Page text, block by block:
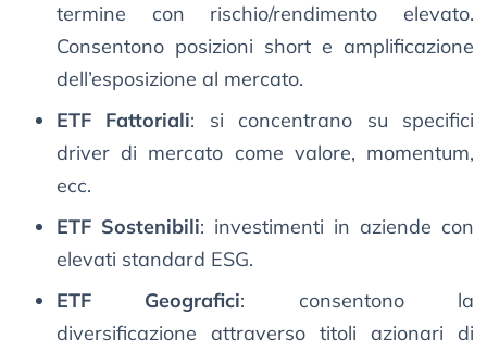
termine con rischio/rendimento elevato.
Consentono posizioni short e amplificazione
dell’esposizione al mercato.
ETF Fattoriali: si concentrano su specifici
driver di mercato come valore, momentum,
ecc.
ETF Sostenibili: investimenti in aziende con
elevati standard ESG.
ETF Geografici: consentono la
diversificazione attraverso titoli azionari di